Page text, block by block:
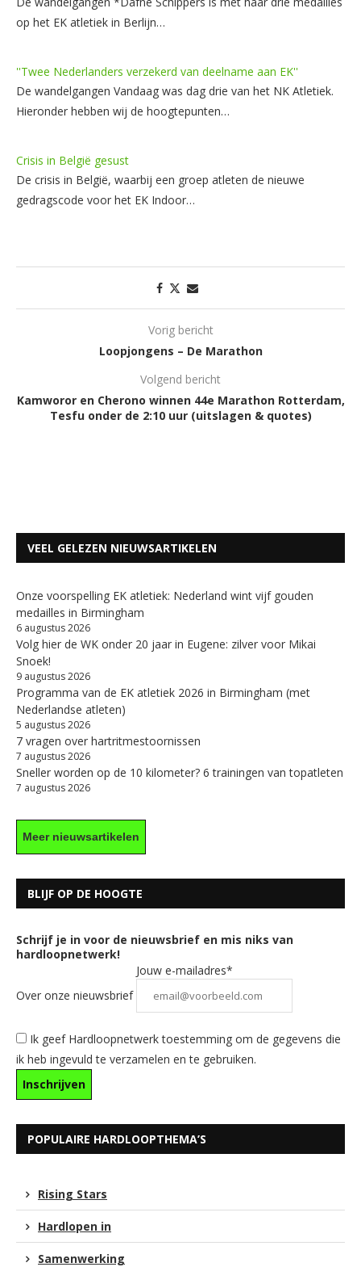
op het EK atletiek in Berlijn…
''Twee Nederlanders verzekerd van deelname aan EK''
De wandelgangen Vandaag was dag drie van het NK Atletiek.
Hieronder hebben wij de hoogtepunten…
Crisis in België gesust
De crisis in België, waarbij een groep atleten de nieuwe
gedragscode voor het EK Indoor…
Vorig bericht
Loopjongens – De Marathon
Volgend bericht
Kamworor en Cherono winnen 44e Marathon Rotterdam,
Tesfu onder de 2:10 uur (uitslagen & quotes)
VEEL GELEZEN NIEUWSARTIKELEN
Onze voorspelling EK atletiek: Nederland wint vijf gouden
medailles in Birmingham
6 augustus 2026
Volg hier de WK onder 20 jaar in Eugene: zilver voor Mikai
Snoek!
9 augustus 2026
Programma van de EK atletiek 2026 in Birmingham (met
Nederlandse atleten)
5 augustus 2026
7 vragen over hartritmestoornissen
7 augustus 2026
Sneller worden op de 10 kilometer? 6 trainingen van topatleten
7 augustus 2026
Meer nieuwsartikelen
BLIJF OP DE HOOGTE
Schrijf je in voor de nieuwsbrief en mis niks van
hardloopnetwerk!
Over onze nieuwsbrief
Jouw e-mailadres*
Ik geef Hardloopnetwerk toestemming om de gegevens die
ik heb ingevuld te verzamelen en te gebruiken.
POPULAIRE HARDLOOPTHEMA’S
Rising Stars
Hardlopen in
Samenwerking